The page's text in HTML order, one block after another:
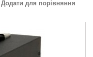
Додати для порівняння